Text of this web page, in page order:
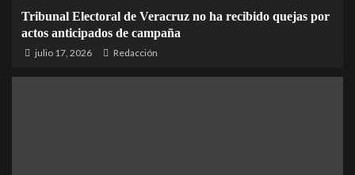
Tribunal Electoral de Veracruz no ha recibido quejas por
actos anticipados de campaña
julio 17, 2026 Redacción